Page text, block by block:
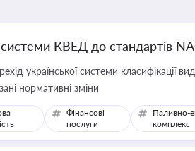
системи КВЕД до стандартів
української системи класифікації
нормативні зміни
Фінансові
послуги
Паливно-
комплекс